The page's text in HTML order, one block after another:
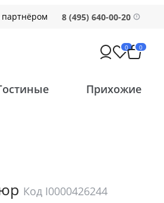
партнёром 8 (495) 640-00-20
0 0
Прихожие
Код I0000426244